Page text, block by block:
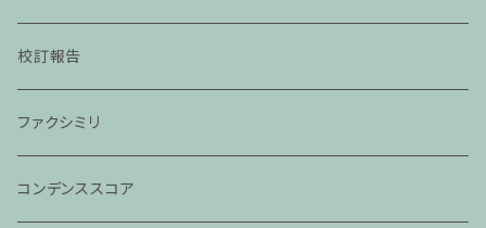
校訂報告
ファクシミリ
コンデンススコア